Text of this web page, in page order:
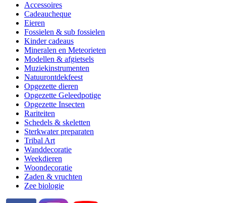
Accessoires
Cadeaucheque
Eieren
Fossielen & sub fossielen
Kinder cadeaus
Mineralen en Meteorieten
Modellen & afgietsels
Muziekinstrumenten
Natuurontdekfeest
Opgezette dieren
Opgezette Geleedpotige
Opgezette Insecten
Rariteiten
Schedels & skeletten
Sterkwater preparaten
Tribal Art
Wanddecoratie
Weekdieren
Woondecoratie
Zaden & vruchten
Zee biologie